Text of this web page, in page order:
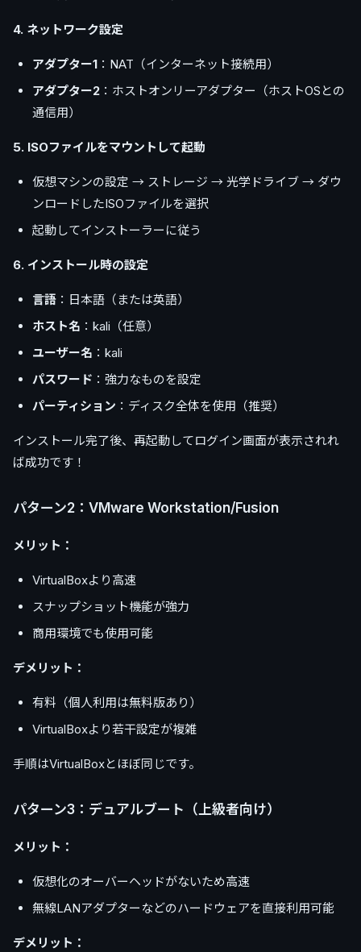
4. ネットワーク設定
アダプター1 ：NAT（インターネット接続用）
アダプター2 ：ホストオンリーアダプター（ホストOSとの
通信用）
5. ISOファイルをマウントして起動
仮想マシンの設定 → ストレージ → 光学ドライブ → ダウ
ンロードしたISOファイルを選択
起動してインストーラーに従う
6. インストール時の設定
言語 ：日本語（または英語）
ホスト名 ：kali（任意）
ユーザー名 ：kali
パスワード ：強力なものを設定
パーティション ：ディスク全体を使用（推奨）
インストール完了後、再起動してログイン画面が表示されれ
ば成功です！
パターン2：VMware Workstation/Fusion
メリット：
VirtualBoxより高速
スナップショット機能が強力
商用環境でも使用可能
デメリット：
有料（個人利用は無料版あり）
VirtualBoxより若干設定が複雑
手順はVirtualBoxとほぼ同じです。
パターン3：デュアルブート（上級者向け）
メリット：
仮想化のオーバーヘッドがないため高速
無線LANアダプターなどのハードウェアを直接利用可能
デメリット：